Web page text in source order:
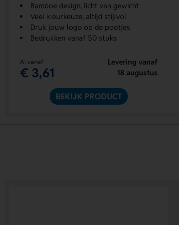
Bamboe design, licht van gewicht
Veel kleurkeuze, altijd stijlvol
Druk jouw logo op de pootjes
Bedrukken vanaf 50 stuks
Al vanaf
€ 3,61
Levering vanaf
18 augustus
BEKIJK PRODUCT